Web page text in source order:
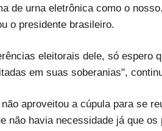
de urna eletrônica como o
o presidente brasileiro.
eleitorais dele, só espero
em suas soberanias",
aproveitou a cúpula para se
não havia necessidade já que